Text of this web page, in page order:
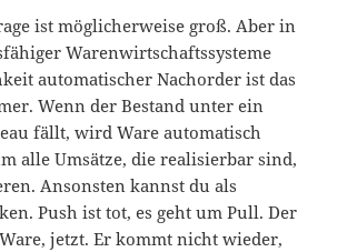
ist möglicherweise groß. Aber in
Warenwirtschaftssysteme
automatischer Nachorder ist das
Wenn der Bestand unter ein
fällt, wird Ware automatisch
alle Umsätze, die realisierbar sind,
Ansonsten kannst du als
Push ist tot, es geht um Pull. Der
jetzt. Er kommt nicht wieder,